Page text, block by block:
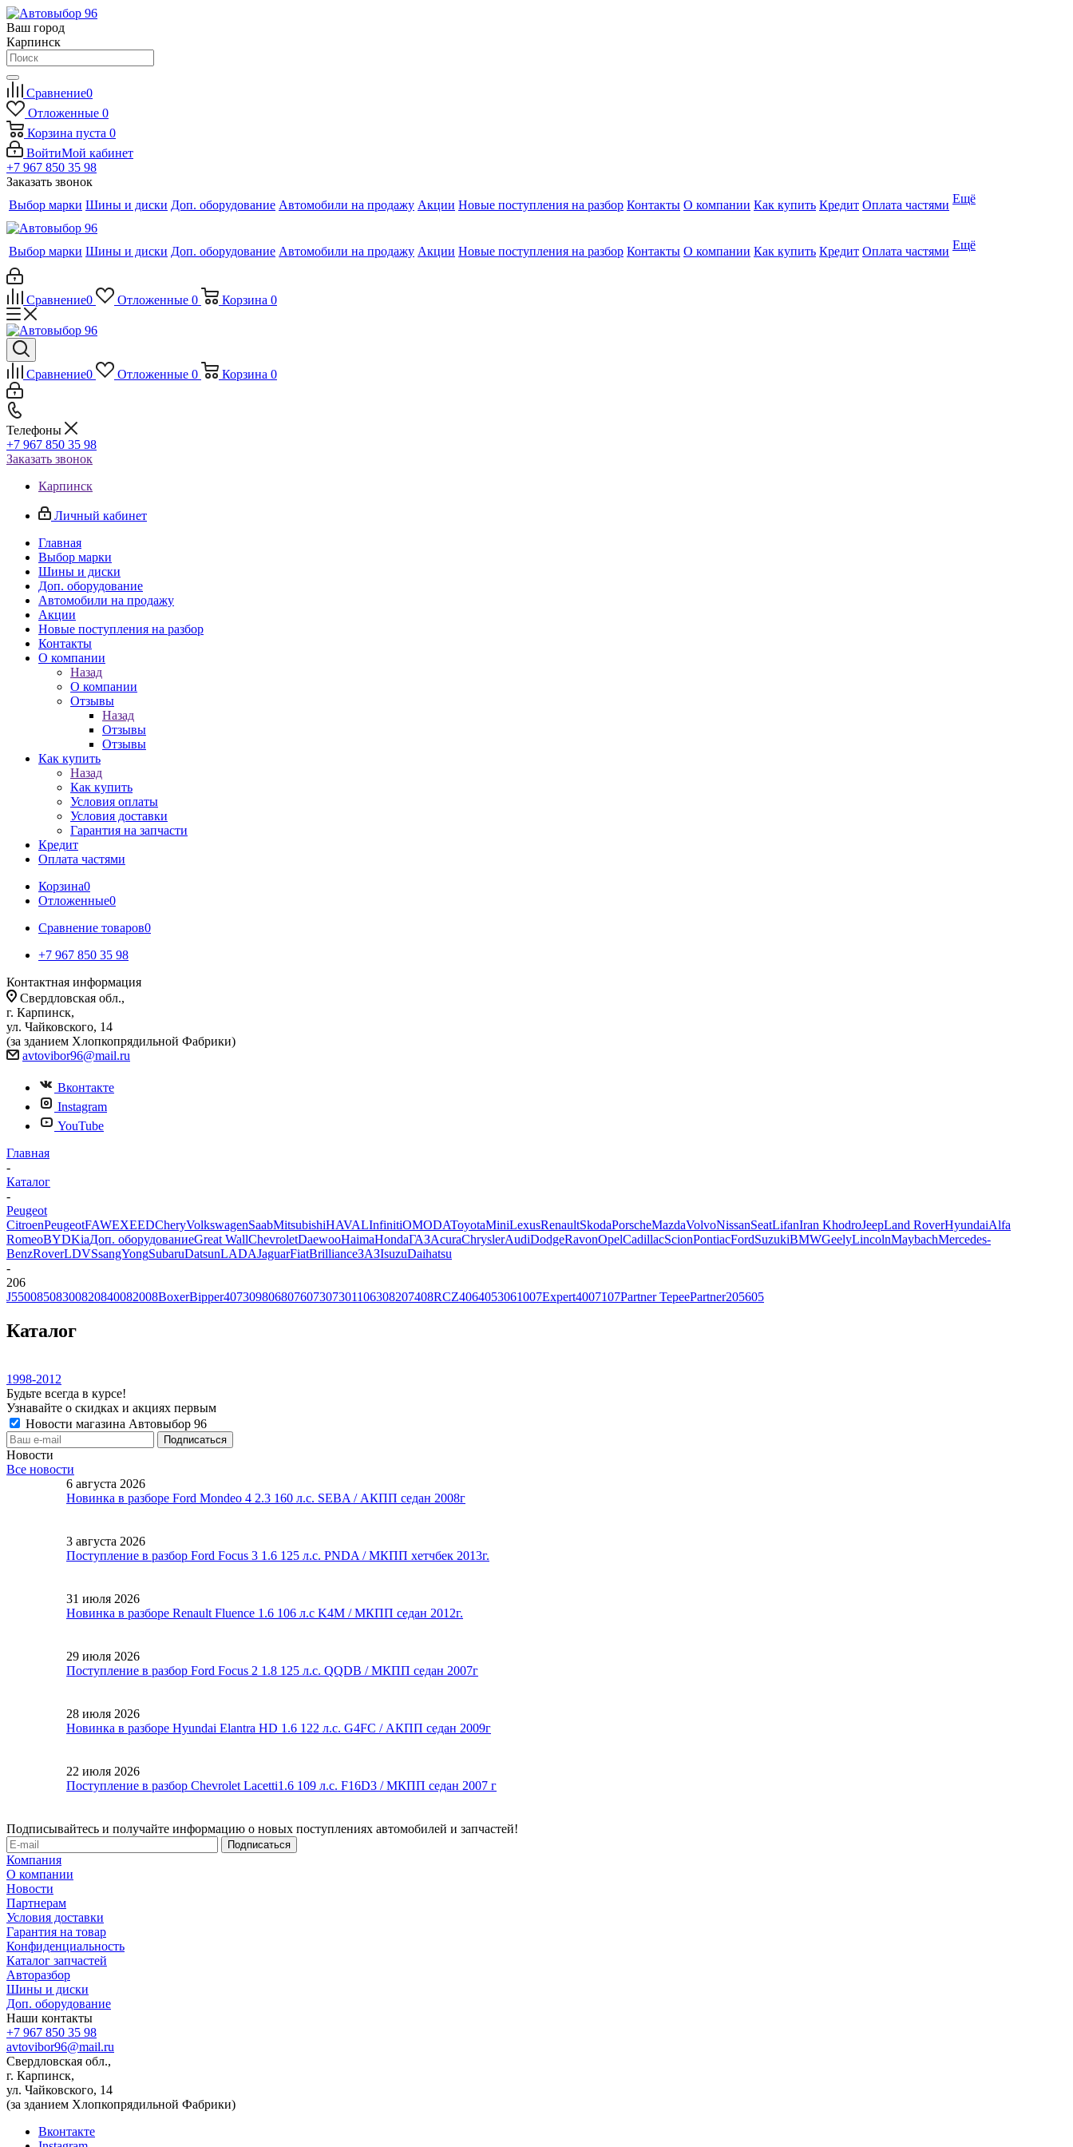
Ваш город
Карпинск
Сравнение0
Отложенные 0
Корзина пуста 0
ВойтиМой кабинет
+7 967 850 35 98
Заказать звонок
Выбор марки Шины и диски Доп. оборудование Автомобили на продажу Акции Новые поступления на разбор Контакты О компании Как купить Кредит Оплата частями Ещё
Выбор марки Шины и диски Доп. оборудование Автомобили на продажу Акции Новые поступления на разбор Контакты О компании Как купить Кредит Оплата частями Ещё
Сравнение0 Отложенные 0 Корзина 0
Сравнение0 Отложенные 0 Корзина 0
Телефоны
+7 967 850 35 98
Заказать звонок
Карпинск
Личный кабинет
Главная
Выбор марки
Шины и диски
Доп. оборудование
Автомобили на продажу
Акции
Новые поступления на разбор
Контакты
О компании
Назад
О компании
Отзывы
Назад
Отзывы
Отзывы
Как купить
Назад
Как купить
Условия оплаты
Условия доставки
Гарантия на запчасти
Кредит
Оплата частями
Корзина0
Отложенные0
Сравнение товаров0
+7 967 850 35 98
Контактная информация
Свердловская обл.,
г. Карпинск,
ул. Чайковского, 14
(за зданием Хлопкопрядильной Фабрики)
avtovibor96@mail.ru
Вконтакте
Instagram
YouTube
Главная
-
Каталог
-
Peugeot
CitroenPeugeotFAWEXEEDCheryVolkswagenSaabMitsubishiHAVALInfinitiOMODAToyotaMiniLexusRenaultSkodaPorscheMazdaVolvoNissanSeatLifanIran KhodroJeepLand RoverHyundaiAlfa
RomeoBYDKiaДоп. оборудованиеGreat WallChevroletDaewooHaimaHondaГАЗAcuraChryslerAudiDodgeRavonOpelCadillacScionPontiacFordSuzukiBMWGeelyLincolnMaybachMercedes-
BenzRoverLDVSsangYongSubaruDatsunLADAJaguarFiatBrillianceЗАЗIsuzuDaihatsu
-
206
J55008508300820840082008BoxerBipper407309806807607307301106308207408RCZ4064053061007Expert4007107Partner TepeePartner205605
Каталог
1998-2012
Будьте всегда в курсе!
Узнавайте о скидках и акциях первым
Новости магазина Автовыбор 96
Новости
Все новости
6 августа 2026
Новинка в разборе Ford Mondeo 4 2.3 160 л.с. SEBA / АКПП седан 2008г
3 августа 2026
Поступление в разбор Ford Focus 3 1.6 125 л.с. PNDA / МКПП хетчбек 2013г.
31 июля 2026
Новинка в разборе Renault Fluence 1.6 106 л.с K4M / МКПП седан 2012г.
29 июля 2026
Поступление в разбор Ford Focus 2 1.8 125 л.с. QQDB / МКПП седан 2007г
28 июля 2026
Новинка в разборе Hyundai Elantra HD 1.6 122 л.с. G4FC / АКПП седан 2009г
22 июля 2026
Поступление в разбор Chevrolet Lacetti1.6 109 л.с. F16D3 / МКПП седан 2007 г
Подписывайтесь и получайте информацию о новых поступлениях автомобилей и запчастей!
Компания
О компании
Новости
Партнерам
Условия доставки
Гарантия на товар
Конфиденциальность
Каталог запчастей
Авторазбор
Шины и диски
Доп. оборудование
Наши контакты
+7 967 850 35 98
avtovibor96@mail.ru
Свердловская обл.,
г. Карпинск,
ул. Чайковского, 14
(за зданием Хлопкопрядильной Фабрики)
Вконтакте